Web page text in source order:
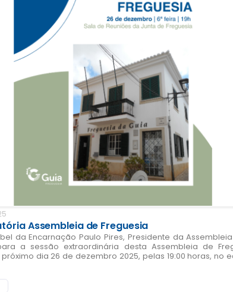
Assembleia de Freguesia
da Encarnação Paulo Pires, Presidente da
a sessão extraordinária desta Assembleia de
dia 26 de dezembro 2025, pelas 19:00 horas, no